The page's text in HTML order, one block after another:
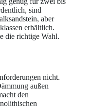
sind
aber
erhältlich.
die richtige Wahl.
nicht.
außen
den